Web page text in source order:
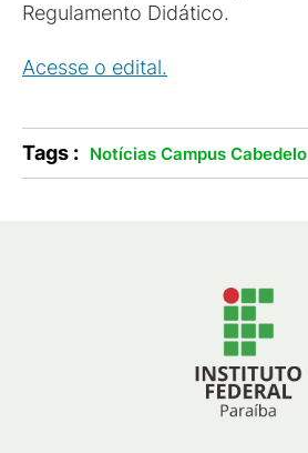
Regulamento Didático.
Acesse o edital.
Tags : Notícias Campus Cabedelo